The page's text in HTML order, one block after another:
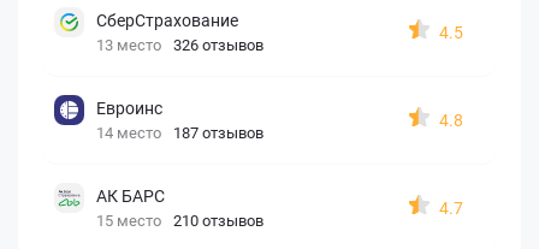
СберСтрахование
13 место 326 отзывов
4.5
Евроинс
14 место 187 отзывов
4.8
АК БАРС
15 место 210 отзывов
4.7